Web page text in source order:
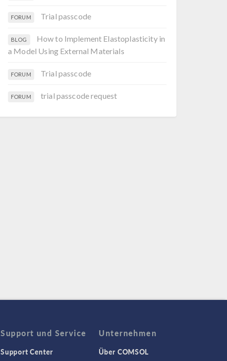
FORUM Trial passcode
BLOG
How to Implement Elastoplasticity in
a Model Using External Materials
FORUM Trial passcode
FORUM trial passcode request
Support und Service
Support Center
Unternehmen
Über COMSOL